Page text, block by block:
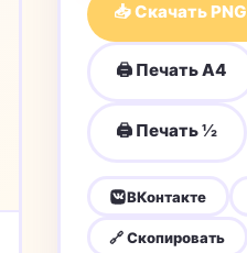
📥 Скачать PNG
🖨 Печать A4
🖨 Печать ½
ВКонтакте
🔗 Скопировать